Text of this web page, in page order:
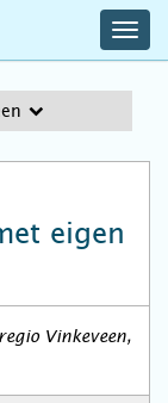
eigen
Vinkeveen,